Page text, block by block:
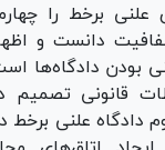
علنی برخط را
دانست و
بودن دادگاه‌ها
قانونی تصمیم
علنی برخط